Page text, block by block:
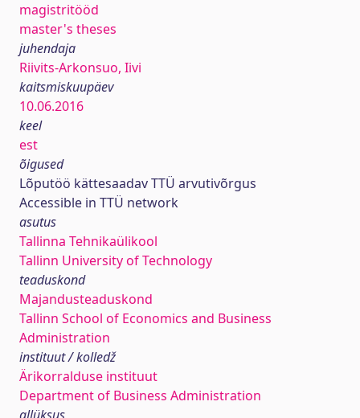
magistritööd
master's theses
juhendaja
Riivits-Arkonsuo, Iivi
kaitsmiskuupäev
10.06.2016
keel
est
õigused
Lõputöö kättesaadav TTÜ arvutivõrgus
Accessible in TTÜ network
asutus
Tallinna Tehnikaülikool
Tallinn University of Technology
teaduskond
Majandusteaduskond
Tallinn School of Economics and Business
Administration
instituut / kolledž
Ärikorralduse instituut
Department of Business Administration